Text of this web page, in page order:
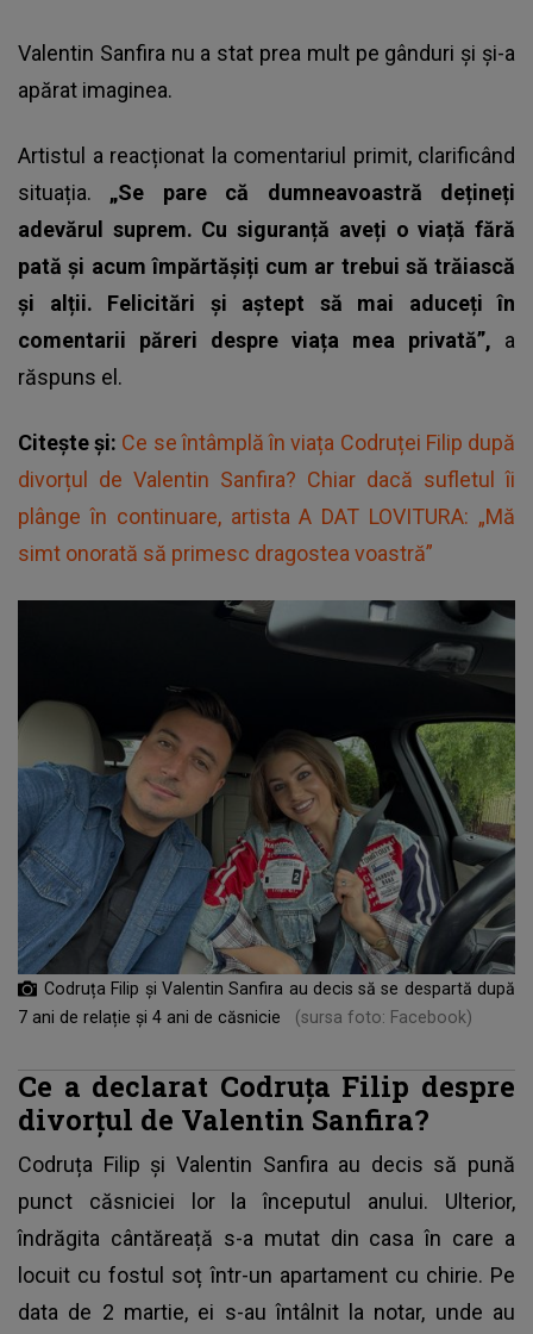
Valentin Sanfira nu a stat prea mult pe gânduri și și-a
apărat imaginea.
Artistul a reacționat la comentariul primit, clarificând
situația. „Se pare că dumneavoastră dețineți
adevărul suprem. Cu siguranță aveți o viață fără
pată și acum împărtășiți cum ar trebui să trăiască
și alții. Felicitări și aștept să mai aduceți în
comentarii păreri despre viața mea privată”, a
răspuns el.
Citește și: Ce se întâmplă în viața Codruței Filip după
divorțul de Valentin Sanfira? Chiar dacă sufletul îi
plânge în continuare, artista A DAT LOVITURA: „Mă
simt onorată să primesc dragostea voastră”
Codruța Filip și Valentin Sanfira au decis să se despartă după
7 ani de relație și 4 ani de căsnicie
(sursa foto: Facebook)
Ce a declarat Codruța Filip despre
divorțul de Valentin Sanfira?
Codruța Filip și Valentin Sanfira au decis să pună
punct căsniciei lor la începutul anului. Ulterior,
îndrăgita cântăreață s-a mutat din casa în care a
locuit cu fostul soț într-un apartament cu chirie. Pe
data de 2 martie, ei s-au întâlnit la notar, unde au